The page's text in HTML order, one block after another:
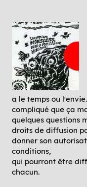
a le temps ou
compliqué que ça
quelques questions
droits de diffusion
donner son
conditions,
qui pourront être
chacun.